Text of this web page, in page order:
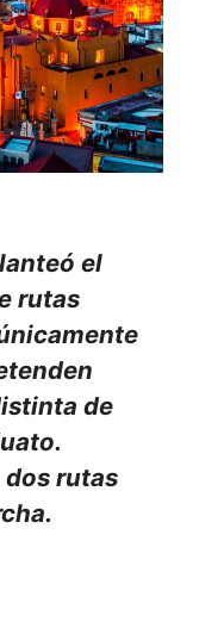
el
rutas
de
rutas